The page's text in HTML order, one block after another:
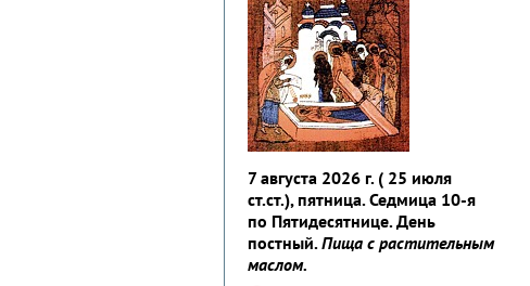
7 августа 2026 г. ( 25 июля
ст.ст.), пятница. Седмица 10-я
по Пятидесятнице. День
постный.Пища с растительным
маслом.